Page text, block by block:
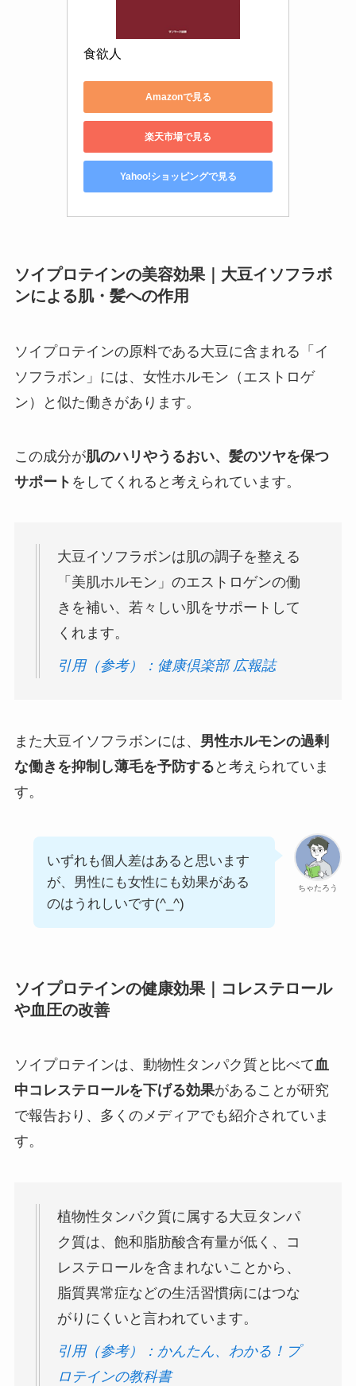
食欲人
Amazonで見る
楽天市場で見る
Yahoo!ショッピングで見る
ソイプロテインの美容効果｜大豆イソフラボ
ンによる肌・髪への作用
ソイプロテインの原料である大豆に含まれる「イ
ソフラボン」には、女性ホルモン（エストロゲ
ン）と似た働きがあります。
この成分が肌のハリやうるおい、髪のツヤを保つ
サポート をしてくれると考えられています。
大豆イソフラボンは肌の調子を整える
「美肌ホルモン」のエストロゲンの働
きを補い、若々しい肌をサポートして
くれます。
引用（参考）：健康倶楽部 広報誌
また大豆イソフラボンには、 男性ホルモンの過剰
な働きを抑制し薄毛を予防する と考えられていま
す。
ちゃたろう
いずれも個人差はあると思います
が、男性にも女性にも効果がある
のはうれしいです(^_^)
ソイプロテインの健康効果｜コレステロール
や血圧の改善
ソイプロテインは、動物性タンパク質と比べて血
中コレステロールを下げる効果があることが研究
で報告おり、多くのメディアでも紹介されていま
す。
植物性タンパク質に属する大豆タンパ
ク質は、飽和脂肪酸含有量が低く、コ
レステロールを含まれないことから、
脂質異常症などの生活習慣病にはつな
がりにくいと言われています。
引用（参考）：かんたん、わかる！プ
ロテインの教科書